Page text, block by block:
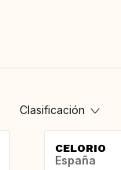
Clasificación
CELORIO
España